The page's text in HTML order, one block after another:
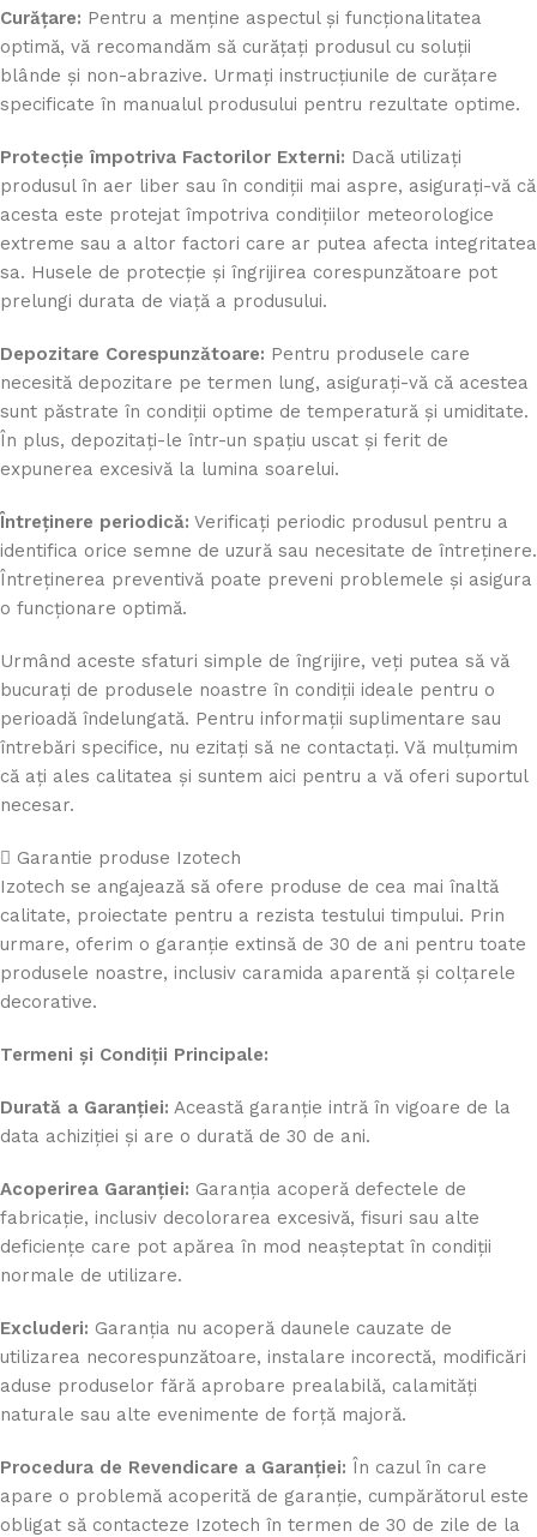
Curățare: Pentru a menține aspectul și funcționalitatea
optimă, vă recomandăm să curățați produsul cu soluții
blânde și non-abrazive. Urmați instrucțiunile de curățare
specificate în manualul produsului pentru rezultate optime.
Protecție împotriva Factorilor Externi: Dacă utilizați
produsul în aer liber sau în condiții mai aspre, asigurați-vă că
acesta este protejat împotriva condițiilor meteorologice
extreme sau a altor factori care ar putea afecta integritatea
sa. Husele de protecție și îngrijirea corespunzătoare pot
prelungi durata de viață a produsului.
Depozitare Corespunzătoare: Pentru produsele care
necesită depozitare pe termen lung, asigurați-vă că acestea
sunt păstrate în condiții optime de temperatură și umiditate.
În plus, depozitați-le într-un spațiu uscat și ferit de
expunerea excesivă la lumina soarelui.
Întreținere periodică: Verificați periodic produsul pentru a
identifica orice semne de uzură sau necesitate de întreținere.
Întreținerea preventivă poate preveni problemele și asigura
o funcționare optimă.
Urmând aceste sfaturi simple de îngrijire, veți putea să vă
bucurați de produsele noastre în condiții ideale pentru o
perioadă îndelungată. Pentru informații suplimentare sau
întrebări specifice, nu ezitați să ne contactați. Vă mulțumim
că ați ales calitatea și suntem aici pentru a vă oferi suportul
necesar.
Garantie produse Izotech
Izotech se angajează să ofere produse de cea mai înaltă
calitate, proiectate pentru a rezista testului timpului. Prin
urmare, oferim o garanție extinsă de 30 de ani pentru toate
produsele noastre, inclusiv caramida aparentă și colțarele
decorative.
Termeni și Condiții Principale:
Durată a Garanției: Această garanție intră în vigoare de la
data achiziției și are o durată de 30 de ani.
Acoperirea Garanției: Garanția acoperă defectele de
fabricație, inclusiv decolorarea excesivă, fisuri sau alte
deficiențe care pot apărea în mod neașteptat în condiții
normale de utilizare.
Excluderi: Garanția nu acoperă daunele cauzate de
utilizarea necorespunzătoare, instalare incorectă, modificări
aduse produselor fără aprobare prealabilă, calamități
naturale sau alte evenimente de forță majoră.
Procedura de Revendicare a Garanției: În cazul în care
apare o problemă acoperită de garanție, cumpărătorul este
obligat să contacteze Izotech în termen de 30 de zile de la